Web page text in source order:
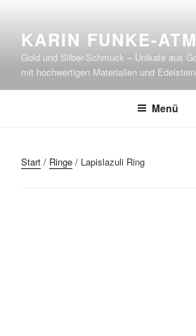
springenKARIN FUNKE-
Gold und Silber-Schmuck – Unikate aus
mit hochwertigen Materialien und
Menü
Start / Ringe / Lapislazuli Ring